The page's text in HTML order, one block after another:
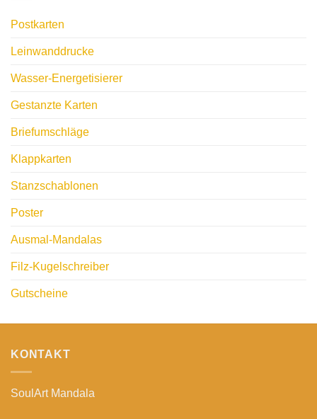
Postkarten
Leinwanddrucke
Wasser-Energetisierer
Gestanzte Karten
Briefumschläge
Klappkarten
Stanzschablonen
Poster
Ausmal-Mandalas
Filz-Kugelschreiber
Gutscheine
KONTAKT
SoulArt Mandala